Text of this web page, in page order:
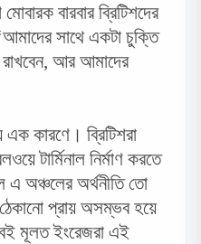
বারবার ব্রিটিশদের
আমাদের সাথে একটা চুক্তি
, আর আমাদের
কারণে। ব্রিটিশরা
টার্মিনাল নির্মাণ করতে
এ অঞ্চলের অর্থনীতি তো
ঠেকানো প্রায় অসম্ভব হয়ে
মূলত ইংরেজরা এই